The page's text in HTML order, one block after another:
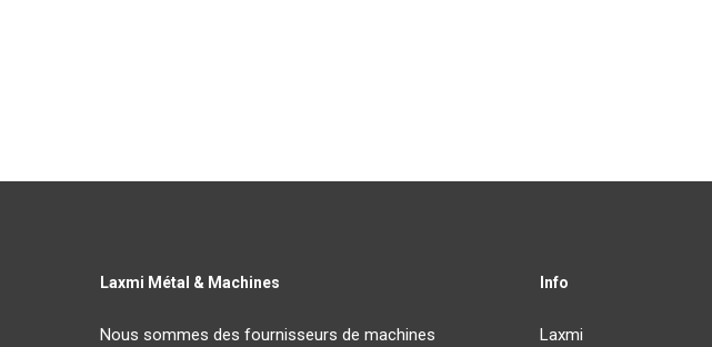
Laxmi Métal & Machines
Nous sommes des fournisseurs de machines
Info
Laxmi